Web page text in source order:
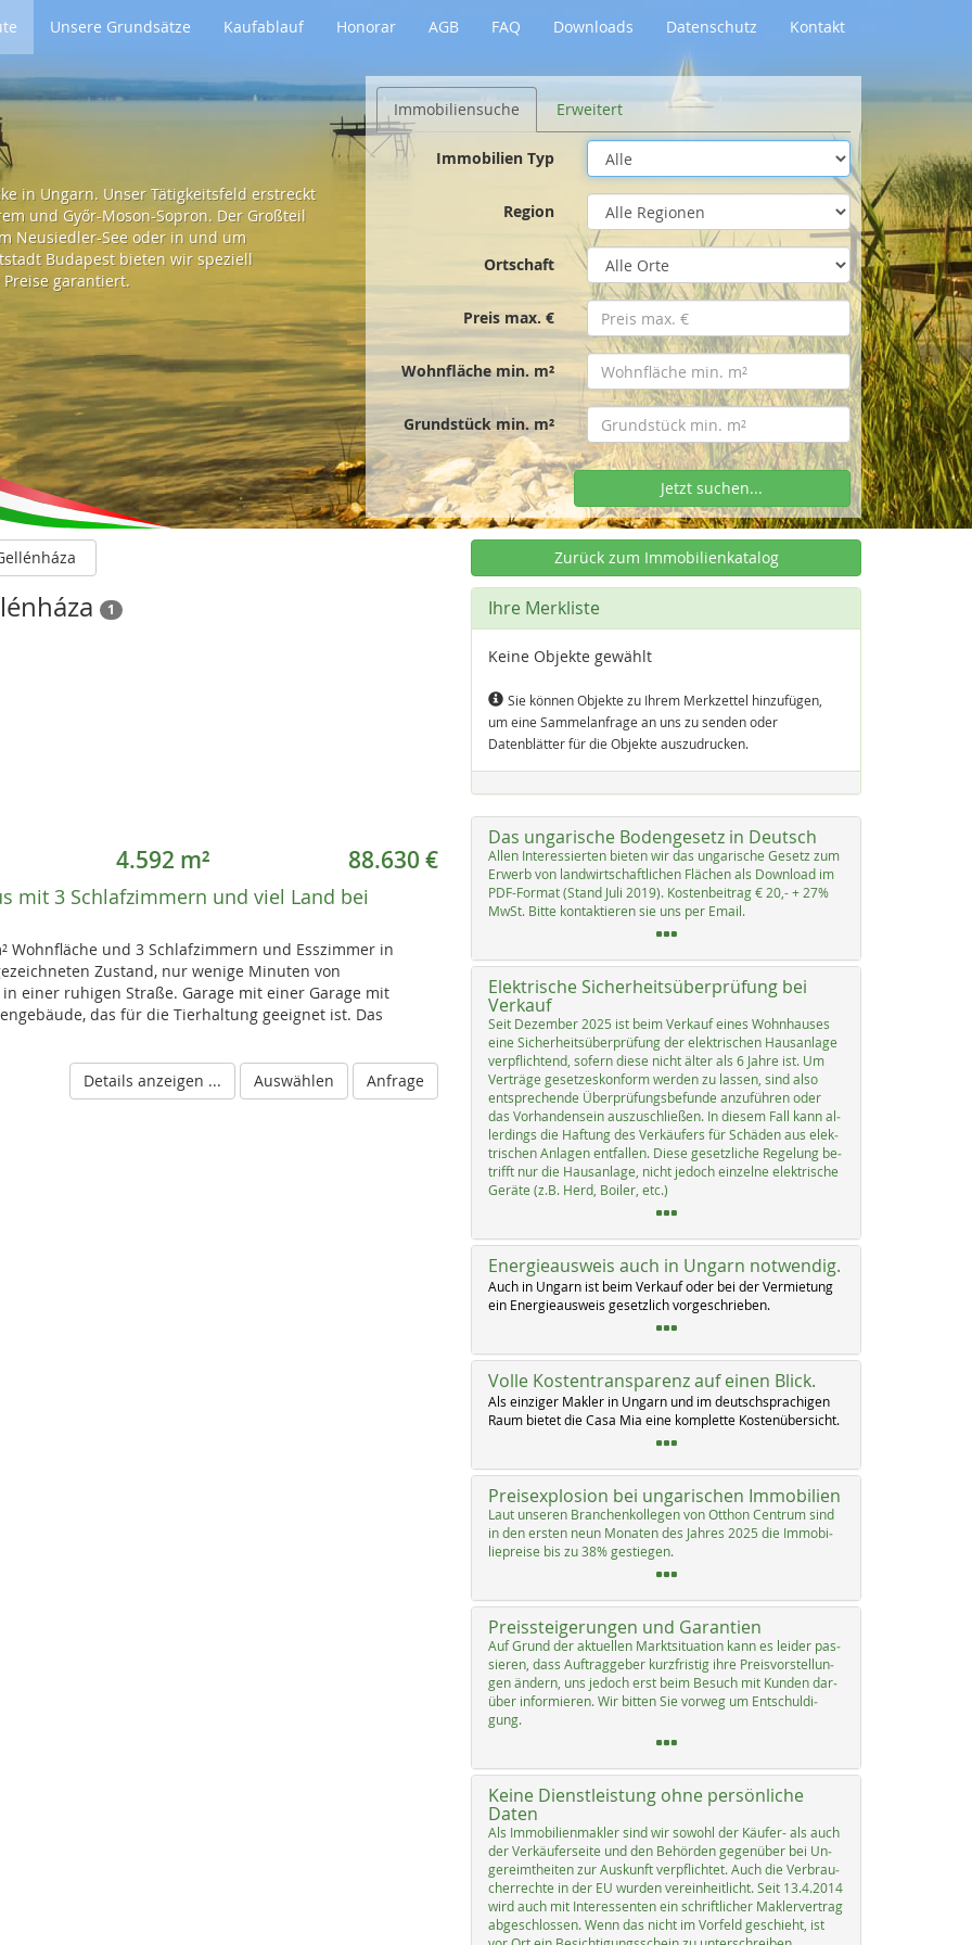
Unsere Grundsätze Kaufablauf Honorar AGB FAQ Downloads Datenschutz Kontakt
in Ungarn. Unser Tätigkeitsfeld erstreckt
und Győr-Moson-Sopron. Der Großteil
Neusiedler-See oder in und um
Budapest bieten wir speziell
garantiert.
Immobiliensuche Erweitert
Immobilien Typ
Region
Ortschaft
Preis max. €
Wohnfläche min. m²
Grundstück min. m²
Jetzt suchen...
1
4.592 m² 88.630 €
mit 3 Schlafzimmern und viel Land bei
Wohnfläche und 3 Schlafzimmern und Esszimmer in
Zustand, nur wenige Minuten von
einer ruhigen Straße. Garage mit einer Garage mit
das für die Tierhaltung geeignet ist. Das
Details anzeigen ... Auswählen Anfrage
Zurück zum Immobilienkatalog
Ihre Merkliste
Keine Objekte gewählt
Sie können Objekte zu Ihrem Merkzettel hinzufügen,
um eine Sammelanfrage an uns zu senden oder
Datenblätter für die Objekte auszudrucken.
Das ungarische Bodengesetz in Deutsch
Al­len In­ter­es­sier­ten bie­ten wir das un­ga­ri­sche Ge­setz zum
Er­werb von land­wirt­schaft­li­chen Flächen als Down­load im
PDF-For­mat (Stand Ju­li 2019). Kos­ten­bei­trag € 20,- + 27%
MwSt. Bit­te kon­tak­tie­ren sie uns per Email.
Elektrische Sicherheitsüberprüfung bei
Verkauf
Seit De­zem­ber 2025 ist beim Ver­kauf ei­nes Wohn­hau­ses
ei­ne Si­cher­heits­über­prü­fung der elek­tri­schen Haus­an­la­ge
verpf­lich­tend, so­fern die­se nicht äl­ter als 6 Jah­re ist. Um
Ver­trä­ge ge­set­zes­kon­form wer­den zu las­sen, sind al­so
ent­sp­re­chen­de Über­prü­fungs­be­fun­de an­zu­füh­ren oder
das Vor­han­den­sein aus­zu­sch­lie­ßen. In die­sem Fall kann al­
ler­dings die Haf­tung des Ver­käu­fers für Schä­den aus elek­
tri­schen An­la­gen ent­fal­len. Die­se ge­setz­li­che Re­ge­lung be­
trifft nur die Haus­an­la­ge, nicht je­doch ein­zel­ne elek­tri­sche
Ge­rä­te (z.B. Herd, Boi­ler, etc.)
Energieausweis auch in Ungarn notwendig.
Auch in Un­garn ist beim Ver­kauf oder bei der Ver­mie­tung
ein En­er­gie­aus­weis ge­setz­lich vor­ge­schrie­ben.
Volle Kostentransparenz auf einen Blick.
Als ein­zi­ger Mak­ler in Un­garn und im deutsch­spra­chi­gen
Raum bie­tet die Ca­sa Mia ei­ne kom­p­let­te Kos­ten­über­sicht.
Preisexplosion bei ungarischen Immobilien
Laut un­se­ren Bran­chen­kol­le­gen von Ott­hon Cen­trum sind
in den ers­ten neun Mo­na­ten des Jah­res 2025 die Im­mo­bi­
lie­p­rei­se bis zu 38% ge­s­tie­gen.
Preissteigerungen und Garantien
Auf Grund der ak­tu­el­len Markt­si­tua­ti­on kann es lei­der pas­
sie­ren, dass Auf­trag­ge­ber kurz­fris­tig ih­re Preis­vor­stel­lun­
gen än­dern, uns je­doch erst beim Be­such mit Kun­den dar­
über in­for­mie­ren. Wir bit­ten Sie vor­weg um Ent­schul­di­
gung.
Keine Dienstleistung ohne persönliche
Daten
Als Im­mo­bi­li­en­mak­ler sind wir so­wohl der Käu­fer- als auch
der Ver­käu­fer­sei­te und den Be­hör­den ge­gen­über bei Un­
ge­reimt­hei­ten zur Aus­kunft verpf­lich­tet. Auch die Ver­brau­
cher­rech­te in der EU wur­den ve­r­ein­heit­licht. Seit 13.4.2014
wird auch mit In­ter­es­sen­ten ein schrift­li­cher Mak­ler­ver­trag
ab­ge­sch­los­sen. Wenn das nicht im Vor­feld ge­schieht, ist